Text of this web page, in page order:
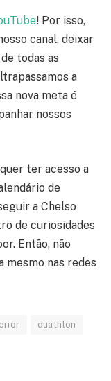
! Por isso,
canal, deixar
todas as
a
nova meta é
nossos
ter acesso a
de
a Chelso
de curiosidades
Então, não
mesmo nas redes
duathlon